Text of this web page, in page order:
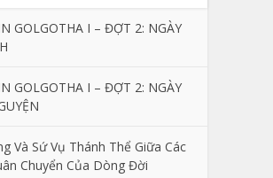
GOLGOTHA I – ĐỢT 2: NGÀY
GOLGOTHA I – ĐỢT 2: NGÀY
Và Sứ Vụ Thánh Thể Giữa Các
Chuyển Của Dòng Đời